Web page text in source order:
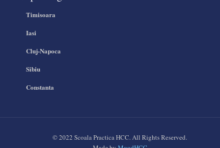
Timisoara
Iasi
Cluj-Napoca
Sibiu
Constanta
© 2022 Scoala Practica HCC. All Rights Reserved.